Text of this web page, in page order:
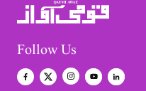
Follow Us